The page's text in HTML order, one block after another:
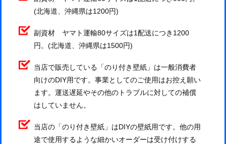
(北海道、沖縄県は1200円)
副資材 ヤマト運輸80サイズは1配送につき1200
円。(北海道、沖縄県は1500円)
当店で販売している「のり付き壁紙」は一般消費者
向けのDIY用です。事業としてのご使用はお控え願い
ます。運送遅延やその他のトラブルに対しての補償
はしていません。
当店の「のり付き壁紙」はDIYの壁紙用です。他の用
途で使用するような細かいオーダーは受け付けする